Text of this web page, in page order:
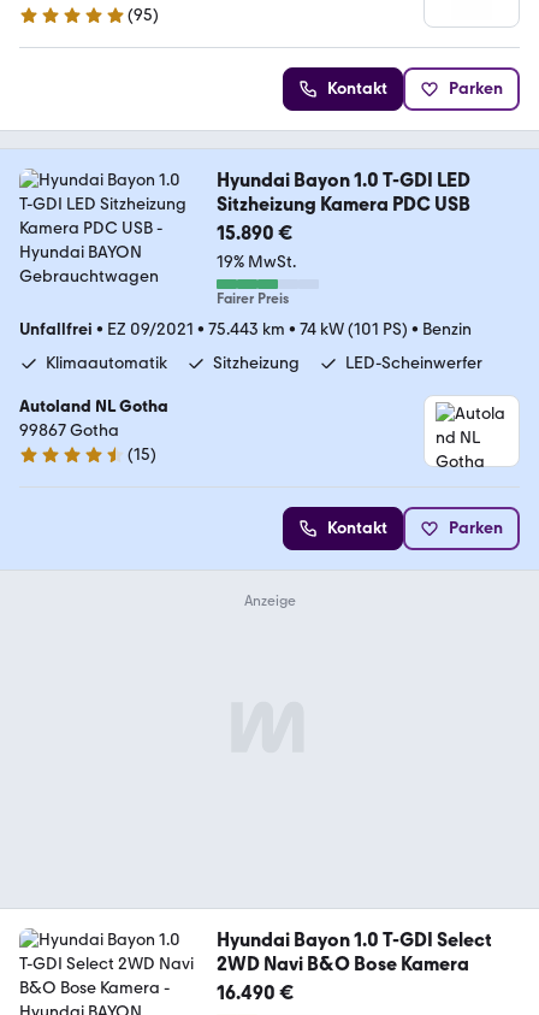
4.9 Sterne
(95)
Kontakt Parken
Hyundai Bayon 1.0 T-GDI LED
Sitzheizung Kamera PDC USB
15.890 €
19% MwSt.
Fairer Preis
Unfallfrei • EZ 09/2021 • 75.443 km • 74 kW (101 PS) • Benzin
Klimaautomatik
Sitzheizung LED-Scheinwerfer
Autoland NL Gotha
99867 Gotha
4.6 Sterne
(15)
Kontakt Parken
Hyundai Bayon 1.0 T-GDI Select
2WD Navi B&O Bose Kamera
16.490 €